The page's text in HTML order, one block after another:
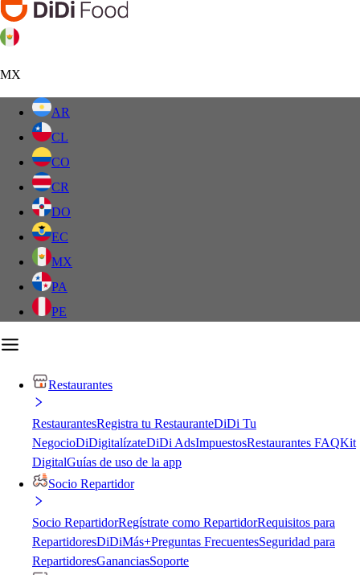
MX
AR
CL
CO
CR
DO
EC
MX
PA
PE
Restaurantes
RestaurantesRegistra tu RestauranteDiDi Tu
NegocioDiDigitalízateDiDi AdsImpuestosRestaurantes FAQKit
DigitalGuías de uso de la app
Socio Repartidor
Socio RepartidorRegístrate como RepartidorRequisitos para
RepartidoresDiDiMás+Preguntas FrecuentesSeguridad para
RepartidoresGananciasSoporte